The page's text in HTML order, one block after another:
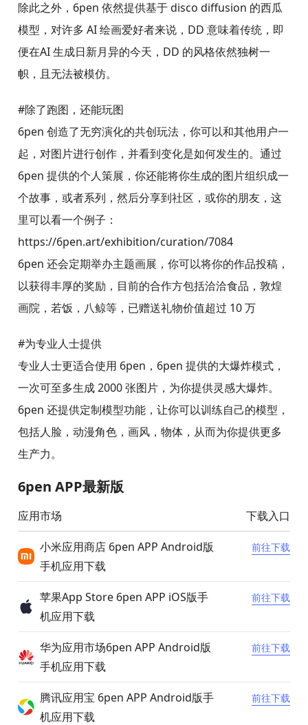
除此之外，6pen 依然提供基于 disco diffusion 的西瓜
模型，对许多 AI 绘画爱好者来说，DD 意味着传统，即
便在AI 生成日新月异的今天，DD 的风格依然独树一
帜，且无法被模仿。
#除了跑图，还能玩图
6pen 创造了无穷演化的共创玩法，你可以和其他用户一
起，对图片进行创作，并看到变化是如何发生的。通过
6pen 提供的个人策展，你还能将你生成的图片组织成一
个故事，或者系列，然后分享到社区，或你的朋友，这
里可以看一个例子：
https://6pen.art/exhibition/curation/7084
6pen 还会定期举办主题画展，你可以将你的作品投稿，
以获得丰厚的奖励，目前的合作方包括洽洽食品，敦煌
画院，若饭，八鲸等，已赠送礼物价值超过 10 万
#为专业人士提供
专业人士更适合使用 6pen，6pen 提供的大爆炸模式，
一次可至多生成 2000 张图片，为你提供灵感大爆炸。
6pen 还提供定制模型功能，让你可以训练自己的模型，
包括人脸，动漫角色，画风，物体，从而为你提供更多
生产力。
6pen APP最新版
应用市场 下载入口
小米应用商店 6pen APP Android版
手机应用下载
前往下载
苹果App Store 6pen APP iOS版手
机应用下载
前往下载
华为应用市场6pen APP Android版
手机应用下载
前往下载
腾讯应用宝 6pen APP Android版手
机应用下载
前往下载